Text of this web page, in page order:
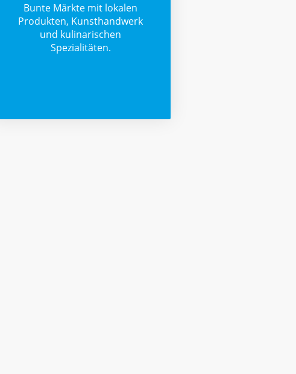
Bunte Märkte mit lokalen
Produkten, Kunsthandwerk
und kulinarischen
Spezialitäten.